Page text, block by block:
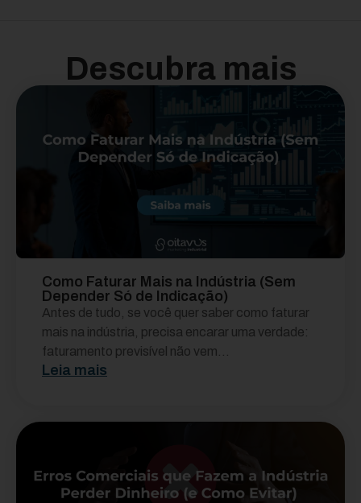
Descubra mais
Como Faturar Mais na Indústria (Sem
Depender Só de Indicação)
Antes de tudo, se você quer saber como faturar
mais na indústria, precisa encarar uma verdade:
faturamento previsível não vem...
Leia mais